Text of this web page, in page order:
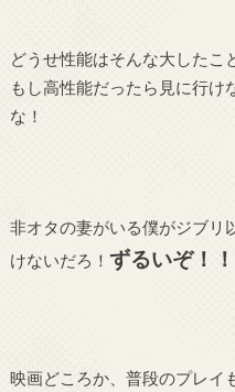
どうせ性能はそんな大したこ
もし高性能だったら見に行け
な！
非オタの妻がいる僕がジブリ
けないだろ！ ずるいぞ！！
映画どころか、普段のプレイ